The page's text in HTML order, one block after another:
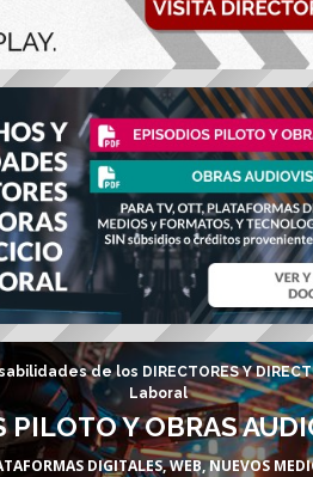
de los DIRECTORES Y
Laboral
PILOTO Y OBRAS
DIGITALES, WEB, NUEVOS